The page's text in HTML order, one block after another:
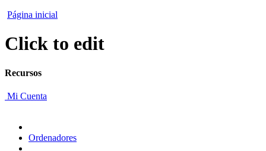
Página inicial
Click to edit
Recursos
Mi Cuenta
Ordenadores